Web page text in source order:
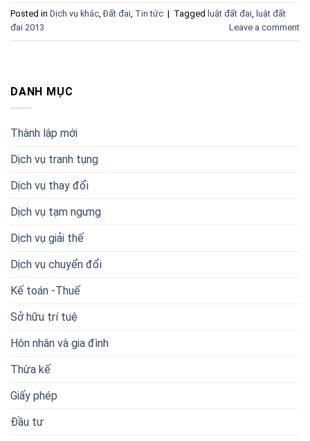
Posted in Dịch vụ khác ,Đất đai Tin tức | Tagged luật đất đai
luật đất
đai 2013
Leave a comment
DANH MỤC
Thành lập mới
Dịch vụ tranh tụng
Dịch vụ thay đổi
Dịch vụ tạm ngưng
Dịch vụ giải thế
Dịch vụ chuyển đổi
Kế toán -Thuế
Sở hữu trí tuệ
Hôn nhân và gia đình
Thừa kế
Giấy phép
Đầu tư